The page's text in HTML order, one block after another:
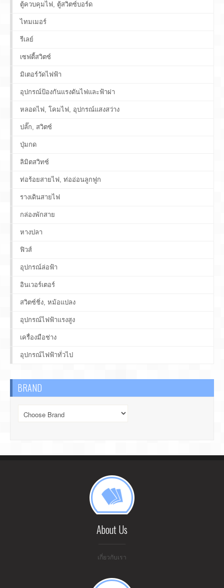
ตู้ควบคุมไฟ, ตู้สวิตซ์บอร์ด
ไทมเมอร์
รีเลย์
เซฟตี้สวิตซ์
มิเตอร์วัดไฟฟ้า
อุปกรณ์ป้องกันแรงดันไฟและฟ้าผ่า
หลอดไฟ, โคมไฟ, อุปกรณ์แสงสว่าง
ปลั๊ก, สวิตซ์
ปุ่มกด
ลิมิตสวิทซ์
ท่อร้อยสายไฟ, ท่ออ่อนลูกฟูก
รางเดินสายไฟ
กล่องพักสาย
หางปลา
ฟิวส์
อุปกรณ์ล่อฟ้า
อินเวอร์เตอร์
สวิตซ์ชิ่ง, หม้อแปลง
อุปกรณ์ไฟฟ้าแรงสูง
เครื่องมือช่าง
อุปกรณ์ไฟฟ้าทั่วไป
BRAND
About Us
เกี่ยวกับเรา